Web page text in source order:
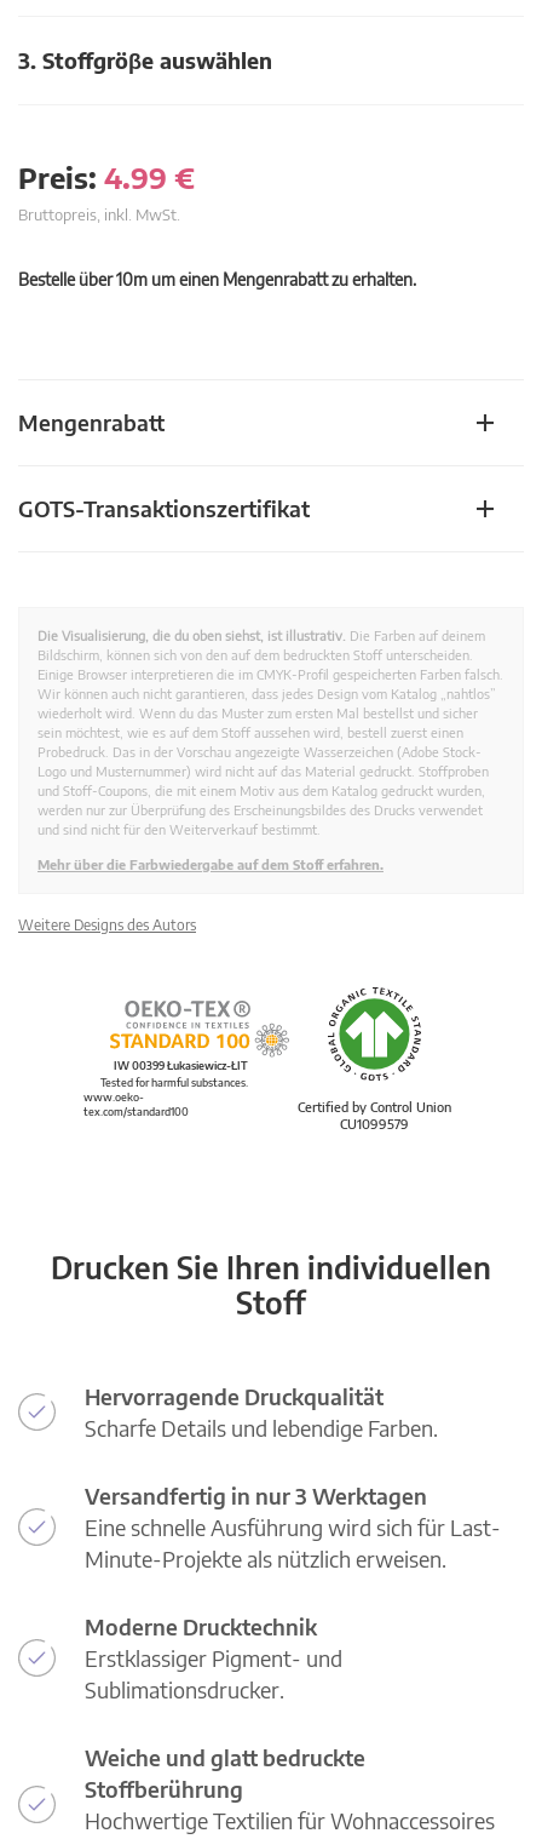
3. Stoffgröβe auswählen
Preis: 4.99 €
Bruttopreis, inkl. MwSt.
Bestelle über 10m um einen Mengenrabatt zu erhalten.
Mengenrabatt
GOTS-Transaktionszertifikat
Die Visualisierung, die du oben siehst, ist illustrativ. Die Farben auf deinem
Bildschirm, können sich von den auf dem bedruckten Stoff unterscheiden.
Einige Browser interpretieren die im CMYK-Profil gespeicherten Farben falsch.
Wir können auch nicht garantieren, dass jedes Design vom Katalog „nahtlos”
wiederholt wird. Wenn du das Muster zum ersten Mal bestellst und sicher
sein möchtest, wie es auf dem Stoff aussehen wird, bestell zuerst einen
Probedruck. Das in der Vorschau angezeigte Wasserzeichen (Adobe Stock-
Logo und Musternummer) wird nicht auf das Material gedruckt. Stoffproben
und Stoff-Coupons, die mit einem Motiv aus dem Katalog gedruckt wurden,
werden nur zur Überprüfung des Erscheinungsbildes des Drucks verwendet
und sind nicht für den Weiterverkauf bestimmt.
Mehr über die Farbwiedergabe auf dem Stoff erfahren.
Weitere Designs des Autors
Certified by Control Union
CU1099579
IW 00399 Łukasiewicz-ŁIT
Tested for harmful substances.
www.oeko-
tex.com/standard100
Drucken Sie Ihren individuellen
Stoff
Hervorragende Druckqualität
Scharfe Details und lebendige Farben.
Versandfertig in nur 3 Werktagen
Eine schnelle Ausführung wird sich für Last-
Minute-Projekte als nützlich erweisen.
Moderne Drucktechnik
Erstklassiger Pigment- und
Sublimationsdrucker.
Weiche und glatt bedruckte
Stoffberührung
Hochwertige Textilien für Wohnaccessoires